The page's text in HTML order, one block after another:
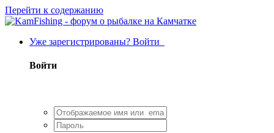
Перейти к содержанию
Уже зарегистрированы? Войти
Войти